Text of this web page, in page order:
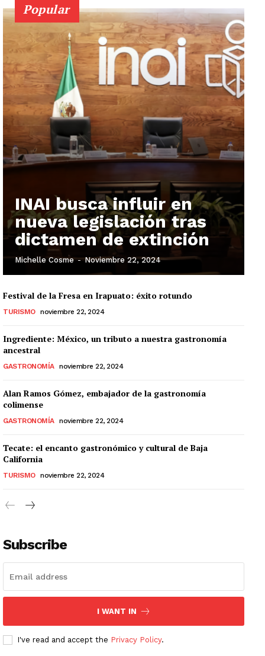
Popular
INAI busca influir en
nueva legislación tras
dictamen de extinción
Michelle Cosme - Noviembre 22, 2024
Festival de la Fresa en Irapuato: éxito rotundo
TURISMO noviembre 22, 2024
Ingrediente: México, un tributo a nuestra gastronomía
ancestral
GASTRONOMÍA noviembre 22, 2024
Alan Ramos Gómez, embajador de la gastronomía
colimense
GASTRONOMÍA noviembre 22, 2024
Tecate: el encanto gastronómico y cultural de Baja
California
TURISMO noviembre 22, 2024
Subscribe
I WANT IN
I've read and accept the Privacy Policy.